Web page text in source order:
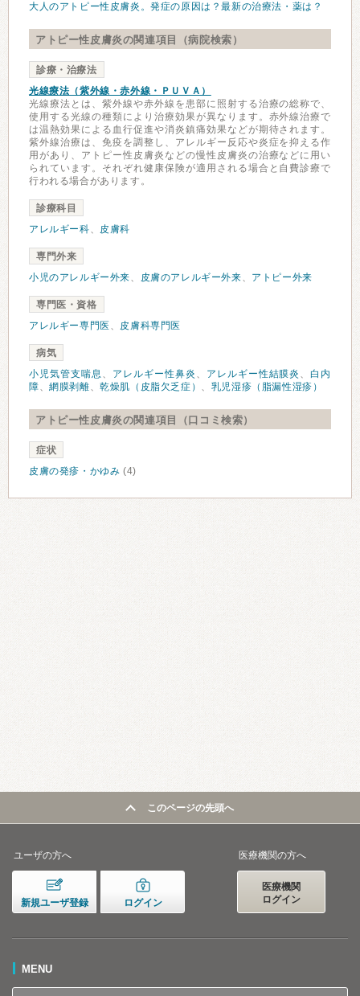
大人のアトピー性皮膚炎。発症の原因は？最新の治療法・薬は？
アトピー性皮膚炎の関連項目（病院検索）
診療・治療法
光線療法（紫外線・赤外線・ＰＵＶＡ）
光線療法とは、紫外線や赤外線を患部に照射する治療の総称で、
使用する光線の種類により治療効果が異なります。赤外線治療で
は温熱効果による血行促進や消炎鎮痛効果などが期待されます。
紫外線治療は、免疫を調整し、アレルギー反応や炎症を抑える作
用があり、アトピー性皮膚炎などの慢性皮膚炎の治療などに用い
られています。それぞれ健康保険が適用される場合と自費診療で
行われる場合があります。
診療科目
アレルギー科、 皮膚科
専門外来
小児のアレルギー外来、 皮膚のアレルギー外来、 アトピー外来
専門医・資格
アレルギー専門医 、 皮膚科専門医
病気
小児気管支喘息 、 アレルギー性鼻炎 、 アレルギー性結膜炎 、白内
障、網膜剥離、乾燥肌（皮脂欠乏症） 、 乳児湿疹（脂漏性湿疹）
アトピー性皮膚炎の関連項目（口コミ検索）
症状
皮膚の発疹・かゆみ (4)
このページの先頭へ
ユーザの方へ
新規ユーザ登録 ログイン
医療機関の方へ
医療機関
ログイン
MENU